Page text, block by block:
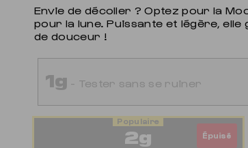
Envie de décoller ? Optez pour la
pour la lune. Puissante et légère, elle
de douceur !
1g - Tester sans se ruiner
2g Épuisé